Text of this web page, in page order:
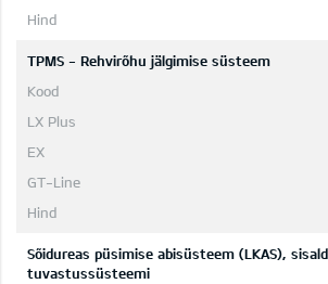
TPMS - Rehvirõhu jälgimise süsteem
Sõidureas püsimise abisüsteem (LKAS),
tuvastussüsteemi